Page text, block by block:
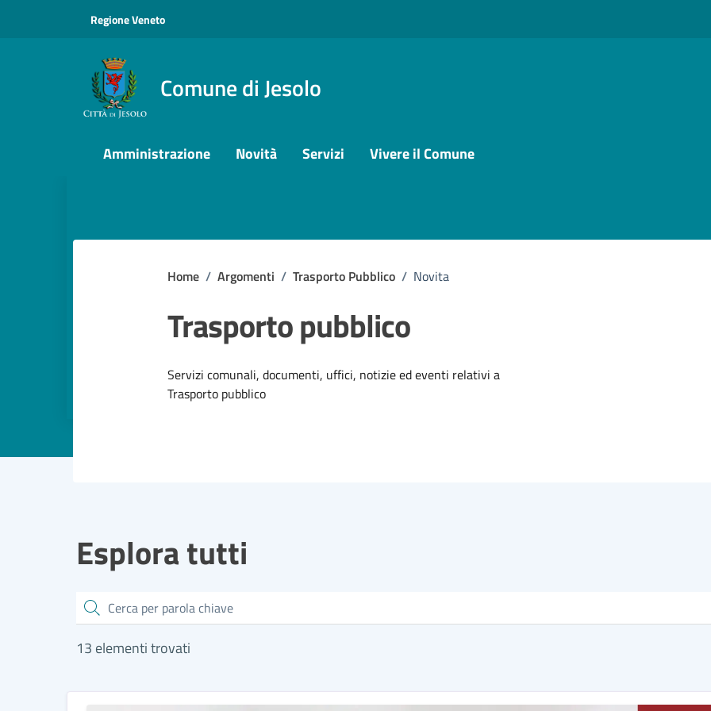
Regione Veneto
Comune di Jesolo
Amministrazione Novità Servizi Vivere il Comune
Home / Argomenti / Trasporto Pubblico / Novita
Trasporto pubblico
Dettagli dell'argomento
Servizi comunali, documenti, uffici, notizie ed eventi relativi a
Trasporto pubblico
Esplora tutti
Cerca
13 elementi trovati